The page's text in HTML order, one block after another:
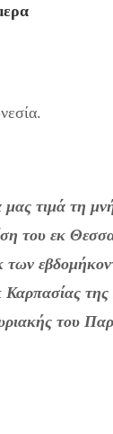
τιμά τη
του εκ
Καρπασίας
του